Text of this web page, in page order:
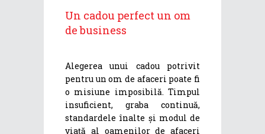
Un cadou perfect un om
de business
Alegerea unui cadou potrivit
pentru un om de afaceri poate fi
o misiune imposibilă. Timpul
insuficient, graba continuă,
standardele înalte și modul de
viață al oamenilor de afaceri